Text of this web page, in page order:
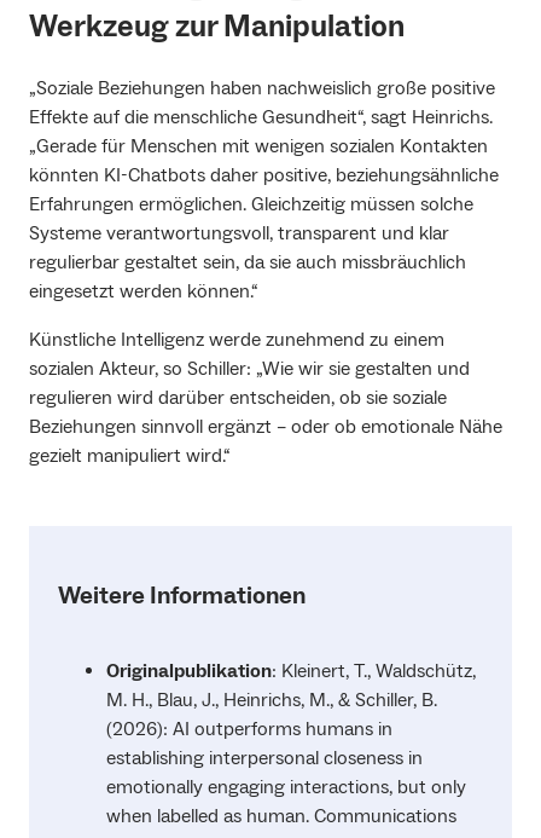
Werkzeug zur Manipulation
„Soziale Beziehungen haben nachweislich große positive
Effekte auf die menschliche Gesundheit“, sagt Heinrichs.
„Gerade für Menschen mit wenigen sozialen Kontakten
könnten KI-Chatbots daher positive, beziehungsähnliche
Erfahrungen ermöglichen. Gleichzeitig müssen solche
Systeme verantwortungsvoll, transparent und klar
regulierbar gestaltet sein, da sie auch missbräuchlich
eingesetzt werden können.“
Künstliche Intelligenz werde zunehmend zu einem
sozialen Akteur, so Schiller: „Wie wir sie gestalten und
regulieren wird darüber entscheiden, ob sie soziale
Beziehungen sinnvoll ergänzt – oder ob emotionale Nähe
gezielt manipuliert wird.“
Weitere Informationen
Originalpublikation: Kleinert, T., Waldschütz,
M. H., Blau, J., Heinrichs, M., & Schiller, B.
(2026): AI outperforms humans in
establishing interpersonal closeness in
emotionally engaging interactions, but only
when labelled as human. Communications